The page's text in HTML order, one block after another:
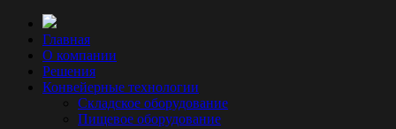
Главная
О компании
Решения
Конвейерные технологии
Складское оборудование
Пищевое оборудование